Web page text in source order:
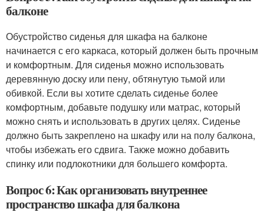
балконе
Обустройство сиденья для шкафа на балконе
начинается с его каркаса, который должен быть прочным
и комфортным. Для сиденья можно использовать
деревянную доску или пену, обтянутую тьмой или
обивкой. Если вы хотите сделать сиденье более
комфортным, добавьте подушку или матрас, который
можно снять и использовать в других целях. Сиденье
должно быть закреплено на шкафу или на полу балкона,
чтобы избежать его сдвига. Также можно добавить
спинку или подлокотники для большего комфорта.
Вопрос 6: Как организовать внутреннее
пространство шкафа для балкона